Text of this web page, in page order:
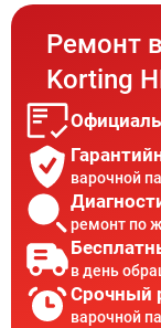
Ремонт
Korting
варочной
ремонт по
в день
Срочный
варочной